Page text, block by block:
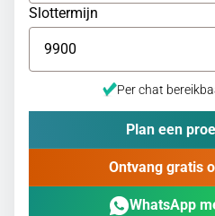
Slottermijn
Per chat
Plan een
Ontvang gratis
WhatsApp